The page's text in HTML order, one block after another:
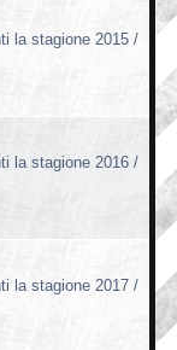
la stagione 2015 /
la stagione 2016 /
la stagione 2017 /